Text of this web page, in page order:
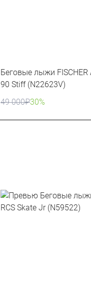
Беговые лыжи FISCHER
90 Stiff (N22623V)
49 000₽30%